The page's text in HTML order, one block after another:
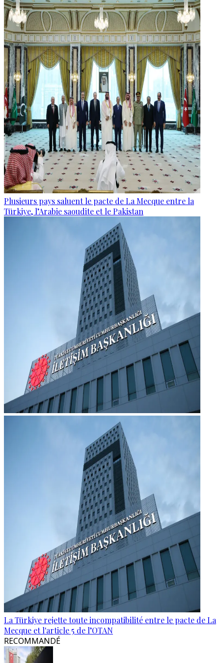
Plusieurs pays saluent le pacte de La Mecque entre la
Türkiye, l’Arabie saoudite et le Pakistan
La Türkiye rejette toute incompatibilité entre le pacte de La
Mecque et l'article 5 de l’OTAN
RECOMMANDÉ